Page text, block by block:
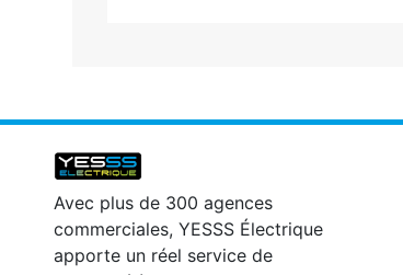
Avec plus de 300 agences
commerciales, YESSS Électrique
apporte un réel service de